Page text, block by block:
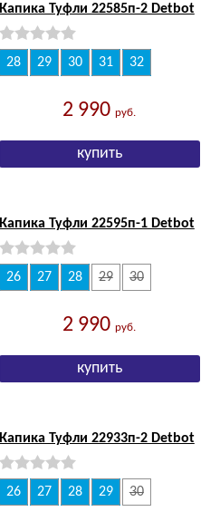
Капика Туфли 22585п-2 Detbot
28 29 30 31 32
2 990руб.
Капика Туфли 22595п-1 Detbot
26 27 28 29 30
2 990руб.
Капика Туфли 22933п-2 Detbot
26 27 28 29 30